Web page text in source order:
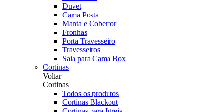
Duvet
Cama Posta
Manta e Cobertor
Fronhas
Porta Travesseiro
Travesseiros
Saia para Cama Box
Cortinas
Voltar
Cortinas
Todos os produtos
Cortinas Blackout